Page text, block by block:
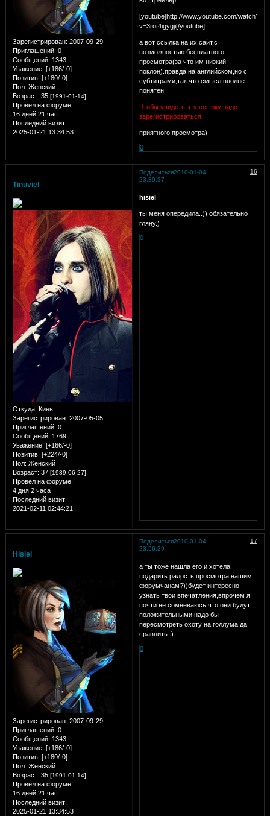
Зарегистрирован: 2007-09-29
Приглашений: 0
Сообщений: 1343
Уважение: [+186/-0]
Позитив: [+180/-0]
Пол: Женский
Возраст: 35 [1991-01-14]
Провел на форуме:
16 дней 21 час
Последний визит:
2025-01-21 13:34:53
[youtube]http://www.youtube.com/watch?
v=3rot4igygji[/youtube]
а вот ссылка на их сайт,с
возможностью бесплатного
просмотра(за что им низкий
поклон).правда на английском,но с
субтитрами,так что смысл вполне
понятен.
Чтобы увидеть эту ссылку надо
зарегистрироваться
приятного просмотра)
0
Поделиться 16
2010-01-04
23:39:37
Tinuviel
Откуда: Киев
Зарегистрирован: 2007-05-05
Приглашений: 0
Сообщений: 1769
Уважение: [+166/-0]
Позитив: [+224/-0]
Пол: Женский
Возраст: 37 [1989-06-27]
Провел на форуме:
4 дня 2 часа
Последний визит:
2021-02-11 02:44:21
hisiel
ты меня опередила..)) обязательно
гляну.)
0
Поделиться 17
2010-01-04
23:56:39
Hisiel
Зарегистрирован: 2007-09-29
Приглашений: 0
Сообщений: 1343
Уважение: [+186/-0]
Позитив: [+180/-0]
Пол: Женский
Возраст: 35 [1991-01-14]
Провел на форуме:
16 дней 21 час
Последний визит:
2025-01-21 13:34:53
а ты тоже нашла его и хотела
подарить радость просмотра нашим
форумчанам?))будет интересно
узнать твои впечатления,впрочем я
почти не сомневаюсь,что они будут
положительными.надо бы
пересмотреть охоту на голлума,да
сравнить..)
0